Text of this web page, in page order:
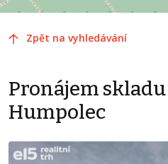
Zpět na vyhledávání
Pronájem skladu
Humpolec